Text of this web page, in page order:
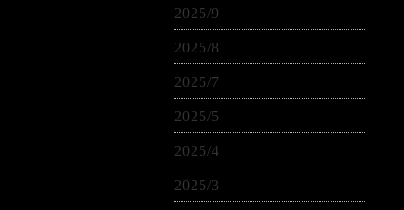
2025/9
2025/8
2025/7
2025/5
2025/4
2025/3